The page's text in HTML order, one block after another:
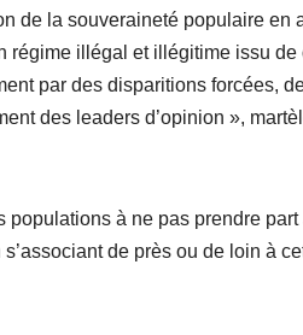
de la souveraineté populaire en
illégal et illégitime issu de
par des disparitions forcées,
des leaders d’opinion »,
à ne pas prendre
s’associant de près ou de loin à